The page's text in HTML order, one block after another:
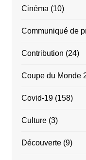
Cinéma (10)
Communiqué de
Contribution (24)
Coupe du Monde
Covid-19(158)
Culture(3)
Découverte(9)